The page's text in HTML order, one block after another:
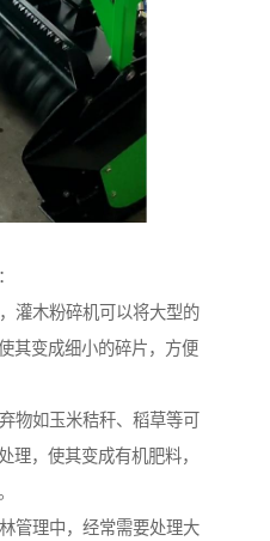
灌木粉碎机可以将大型的
其变成细小的碎片，方便
物如玉米秸秆、稻草等可
理，使其变成有机肥料，
管理中，经常需要处理大